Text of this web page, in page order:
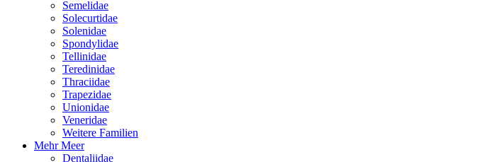
Semelidae
Solecurtidae
Solenidae
Spondylidae
Tellinidae
Teredinidae
Thraciidae
Trapezidae
Unionidae
Veneridae
Weitere Familien
Mehr Meer
Dentaliidae